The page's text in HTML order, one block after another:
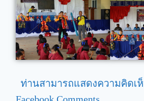
ท่านสามารถแสดงความคิดเ